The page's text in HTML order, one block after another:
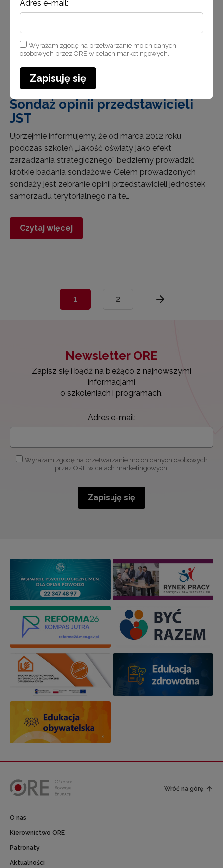
27 marca 2012
Sondaż opinii przedstawicieli
JST
Uprzejmie informujemy, że od marca 2012 roku
podczas szkoleń „Jakość oświaty jako efekt
zarządzania strategicznego” będziemy prowadzić
krótkie badania sondażowe. Celem prowadzonych
sondaży jest zebranie opinii przedstawicieli jednostek
samorządu terytorialnego na te…
Czytaj więcej
1 2
Newsletter ORE
Zapisz się i bądź na bieżąco z najnowszymi
informacjami
o szkoleniach i programach.
Adres e-mail:
Wyrażam zgodę na przetwarzanie moich danych osobowych
przez ORE w celach marketingowych.
Zapisuję się
Wróć na górę
O nas
Kierownictwo ORE
Patronaty
Aktualności
Adres e-mail:
Wyrażam zgodę na przetwarzanie moich danych
osobowych przez ORE w celach marketingowych.
Zapisuję się